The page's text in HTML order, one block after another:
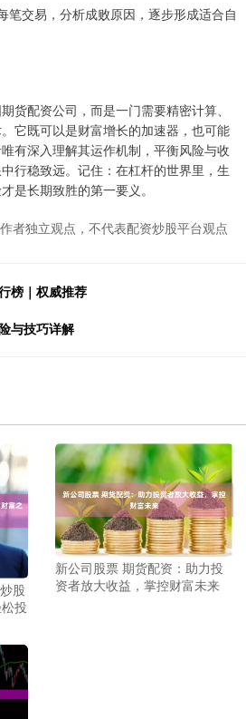
笔交易，分析成败原因，逐步形成适合自
货配资公司，而是一门需要精密计算、
它既可以是财富增长的加速器，也可能
有深入理解其运作机制，平衡风险与收
行稳致远。记住：在杠杆的世界里，生
是长期致胜的第一要义。
者独立观点，不代表配资炒股平台观点
榜｜权威推荐
与技巧详解
股
投
新公司股票 期货配资：助力投
资者放大收益，掌控财富未来